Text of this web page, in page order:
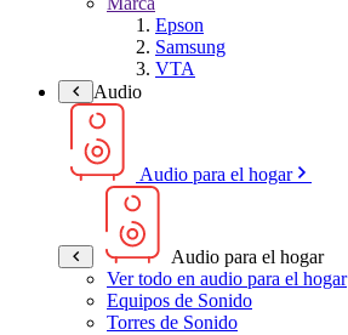
Epson
Samsung
VTA
Audio
Audio para el hogar
Audio para el hogar
Ver todo en audio para el hogar
Equipos de Sonido
Torres de Sonido